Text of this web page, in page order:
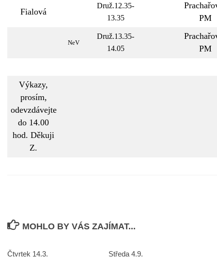
Fialová
Druž.12.35-
13.35
PM
NeV
Druž.13.35-
14.05
PM
Výkazy,
prosím,
odevzdávejte
do 14.00
hod. Děkuji
Z.
MOHLO BY VÁS ZAJÍMAT...
Čtvrtek 14.3. Středa 4.9.